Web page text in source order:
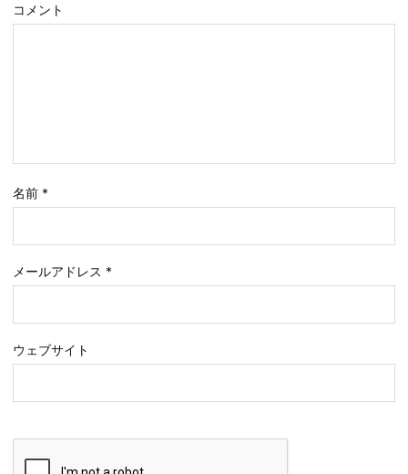
コメント
名前 *
メールアドレス *
ウェブサイト